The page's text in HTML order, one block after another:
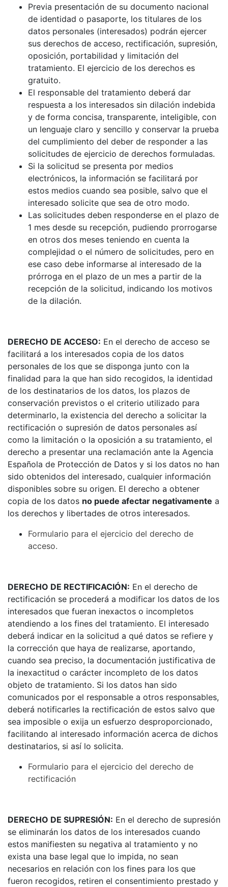
Previa presentación de su documento nacional
de identidad o pasaporte, los titulares de los
datos personales (interesados) podrán ejercer
sus derechos de acceso, rectificación, supresión,
oposición, portabilidad y limitación del
tratamiento. El ejercicio de los derechos es
gratuito.
El responsable del tratamiento deberá dar
respuesta a los interesados sin dilación indebida
y de forma concisa, transparente, inteligible, con
un lenguaje claro y sencillo y conservar la prueba
del cumplimiento del deber de responder a las
solicitudes de ejercicio de derechos formuladas.
Si la solicitud se presenta por medios
electrónicos, la información se facilitará por
estos medios cuando sea posible, salvo que el
interesado solicite que sea de otro modo.
Las solicitudes deben responderse en el plazo de
1 mes desde su recepción, pudiendo prorrogarse
en otros dos meses teniendo en cuenta la
complejidad o el número de solicitudes, pero en
ese caso debe informarse al interesado de la
prórroga en el plazo de un mes a partir de la
recepción de la solicitud, indicando los motivos
de la dilación.
DERECHO DE ACCESO: En el derecho de acceso se
facilitará a los interesados copia de los datos
personales de los que se disponga junto con la
finalidad para la que han sido recogidos, la identidad
de los destinatarios de los datos, los plazos de
conservación previstos o el criterio utilizado para
determinarlo, la existencia del derecho a solicitar la
rectificación o supresión de datos personales así
como la limitación o la oposición a su tratamiento, el
derecho a presentar una reclamación ante la Agencia
Española de Protección de Datos y si los datos no han
sido obtenidos del interesado, cualquier información
disponibles sobre su origen. El derecho a obtener
copia de los datos no puede afectar negativamente a
los derechos y libertades de otros interesados.
Formulario para el ejercicio del derecho de
acceso.
DERECHO DE RECTIFICACIÓN: En el derecho de
rectificación se procederá a modificar los datos de los
interesados que fueran inexactos o incompletos
atendiendo a los fines del tratamiento. El interesado
deberá indicar en la solicitud a qué datos se refiere y
la corrección que haya de realizarse, aportando,
cuando sea preciso, la documentación justificativa de
la inexactitud o carácter incompleto de los datos
objeto de tratamiento. Si los datos han sido
comunicados por el responsable a otros responsables,
deberá notificarles la rectificación de estos salvo que
sea imposible o exija un esfuerzo desproporcionado,
facilitando al interesado información acerca de dichos
destinatarios, si así lo solicita.
Formulario para el ejercicio del derecho de
rectificación
DERECHO DE SUPRESIÓN: En el derecho de supresión
se eliminarán los datos de los interesados cuando
estos manifiesten su negativa al tratamiento y no
exista una base legal que lo impida, no sean
necesarios en relación con los fines para los que
fueron recogidos, retiren el consentimiento prestado y